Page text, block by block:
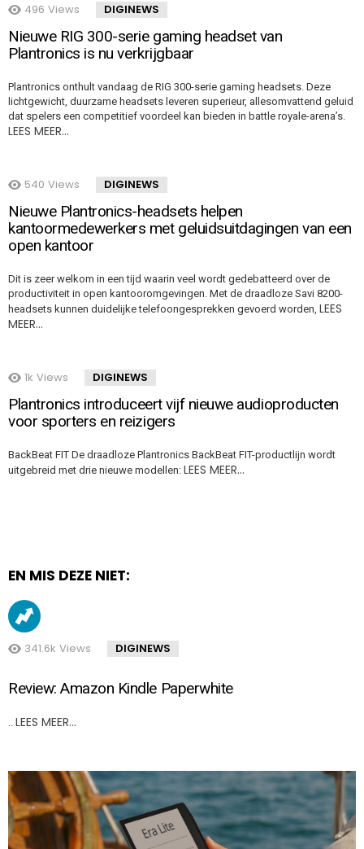
496 Views DIGINEWS
Nieuwe RIG 300-serie gaming headset van
Plantronics is nu verkrijgbaar
Plantronics onthult vandaag de RIG 300-serie gaming headsets. Deze
lichtgewicht, duurzame headsets leveren superieur, allesomvattend geluid
dat spelers een competitief voordeel kan bieden in battle royale-arena’s.
LEES MEER…
540 Views DIGINEWS
Nieuwe Plantronics-headsets helpen
kantoormedewerkers met geluidsuitdagingen van een
open kantoor
Dit is zeer welkom in een tijd waarin veel wordt gedebatteerd over de
productiviteit in open kantooromgevingen. Met de draadloze Savi 8200-
headsets kunnen duidelijke telefoongesprekken gevoerd worden, LEES
MEER…
1k Views DIGINEWS
Plantronics introduceert vijf nieuwe audioproducten
voor sporters en reizigers
BackBeat FIT De draadloze Plantronics BackBeat FIT-productlijn wordt
uitgebreid met drie nieuwe modellen: LEES MEER…
EN MIS DEZE NIET:
341.6k Views DIGINEWS
Review: Amazon Kindle Paperwhite
LEES MEER…